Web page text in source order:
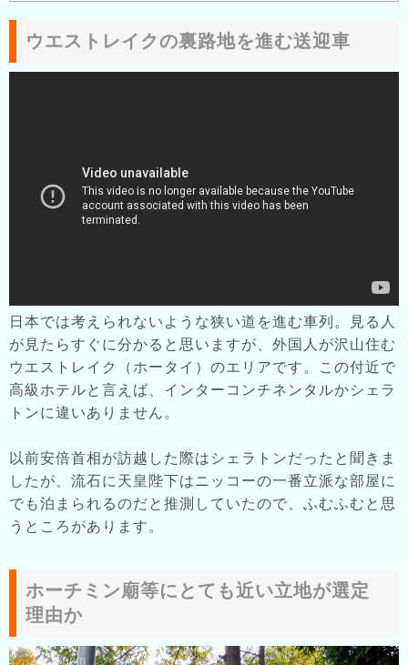
ウエストレイクの裏路地を進む送迎車
日本では考えられないような狭い道を進む車列。見る人
が見たらすぐに分かると思いますが、外国人が沢山住む
ウエストレイク（ホータイ）のエリアです。この付近で
高級ホテルと言えば、インターコンチネンタルかシェラ
トンに違いありません。
以前安倍首相が訪越した際はシェラトンだったと聞きま
したが、流石に天皇陛下はニッコーの一番立派な部屋に
でも泊まられるのだと推測していたので、ふむふむと思
うところがあります。
ホーチミン廟等にとても近い立地が選定
理由か